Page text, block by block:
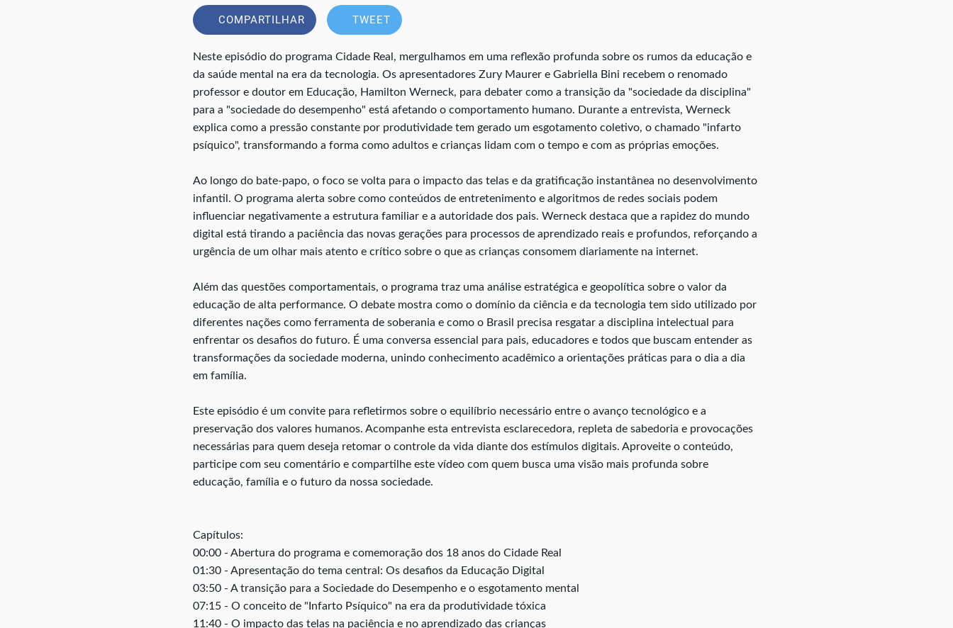
COMPARTILHAR TWEET
Neste episódio do programa Cidade Real, mergulhamos em uma reflexão profunda sobre os rumos da educação e
da saúde mental na era da tecnologia. Os apresentadores Zury Maurer e Gabriella Bini recebem o renomado
professor e doutor em Educação, Hamilton Werneck, para debater como a transição da "sociedade da disciplina"
para a "sociedade do desempenho" está afetando o comportamento humano. Durante a entrevista, Werneck
explica como a pressão constante por produtividade tem gerado um esgotamento coletivo, o chamado "infarto
psíquico", transformando a forma como adultos e crianças lidam com o tempo e com as próprias emoções.
Ao longo do bate-papo, o foco se volta para o impacto das telas e da gratificação instantânea no desenvolvimento
infantil. O programa alerta sobre como conteúdos de entretenimento e algoritmos de redes sociais podem
influenciar negativamente a estrutura familiar e a autoridade dos pais. Werneck destaca que a rapidez do mundo
digital está tirando a paciência das novas gerações para processos de aprendizado reais e profundos, reforçando a
urgência de um olhar mais atento e crítico sobre o que as crianças consomem diariamente na internet.
Além das questões comportamentais, o programa traz uma análise estratégica e geopolítica sobre o valor da
educação de alta performance. O debate mostra como o domínio da ciência e da tecnologia tem sido utilizado por
diferentes nações como ferramenta de soberania e como o Brasil precisa resgatar a disciplina intelectual para
enfrentar os desafios do futuro. É uma conversa essencial para pais, educadores e todos que buscam entender as
transformações da sociedade moderna, unindo conhecimento acadêmico a orientações práticas para o dia a dia
em família.
Este episódio é um convite para refletirmos sobre o equilíbrio necessário entre o avanço tecnológico e a
preservação dos valores humanos. Acompanhe esta entrevista esclarecedora, repleta de sabedoria e provocações
necessárias para quem deseja retomar o controle da vida diante dos estímulos digitais. Aproveite o conteúdo,
participe com seu comentário e compartilhe este vídeo com quem busca uma visão mais profunda sobre
educação, família e o futuro da nossa sociedade.
Capítulos:
00:00 - Abertura do programa e comemoração dos 18 anos do Cidade Real
01:30 - Apresentação do tema central: Os desafios da Educação Digital
03:50 - A transição para a Sociedade do Desempenho e o esgotamento mental
07:15 - O conceito de "Infarto Psíquico" na era da produtividade tóxica
11:40 - O impacto das telas na paciência e no aprendizado das crianças